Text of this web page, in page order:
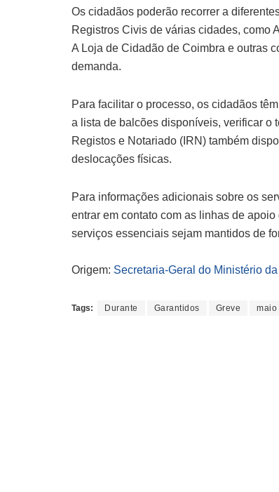
Os cidadãos poderão recorrer a
Registros Civis de várias cidades, como
A Loja de Cidadão de Coimbra e outras
demanda.
Para facilitar o processo, os cidadãos
a lista de balcões disponíveis, verificar o
Registos e Notariado (IRN) também
deslocações físicas.
Para informações adicionais sobre os
entrar em contato com as linhas de
serviços essenciais sejam mantidos de
Origem: Secretaria-Geral do Ministério
Tags: Durante Garantidos Greve maio